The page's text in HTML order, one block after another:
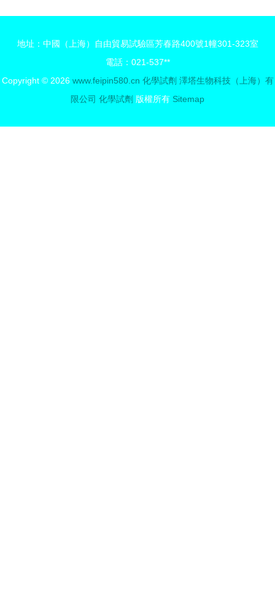
劑市場觀察
中的實用選
地址：中國（上海）自由貿易試驗區芳春路400號1幢301-323室
電話：021-537**
Copyright © 2026 www.feipin580.cn 化學試劑 澤塔生物科技（上海）有
限公司 化學試劑 版權所有 Sitemap